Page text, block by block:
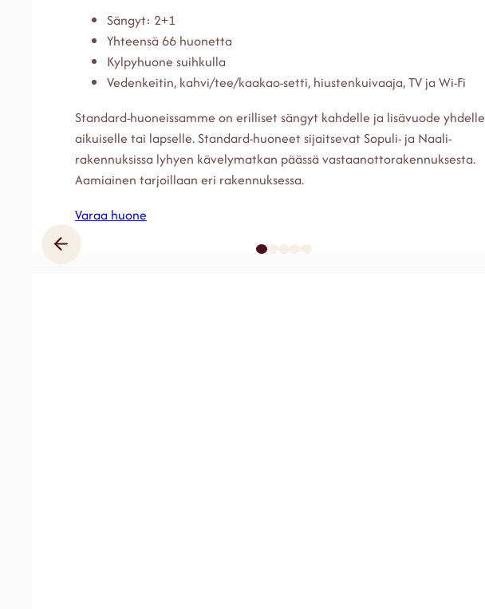
Sängyt: 2+1
Yhteensä 66 huonetta
Kylpyhuone suihkulla
Vedenkeitin, kahvi/tee/kaakao-setti, hiustenkuivaaja, TV ja Wi-Fi
Standard-huoneissamme on erilliset sängyt kahdelle ja lisävuode yhdelle
aikuiselle tai lapselle. Standard-huoneet sijaitsevat Sopuli- ja Naali-
rakennuksissa lyhyen kävelymatkan päässä vastaanottorakennuksesta.
Aamiainen tarjoillaan eri rakennuksessa.
Varaa huone